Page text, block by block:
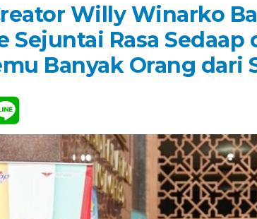
Willy Winarko
Sejuntai Rasa Sedaap
Banyak Orang dari